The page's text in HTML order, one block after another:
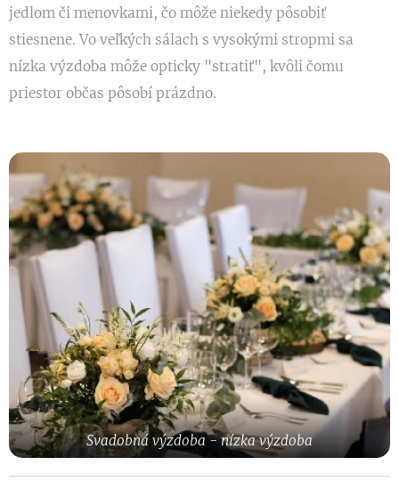
jedlom či menovkami, čo môže niekedy pôsobiť
stiesnene. Vo veľkých sálach s vysokými stropmi sa
nízka výzdoba môže opticky "stratiť", kvôli čomu
priestor občas pôsobí prázdno.
Svadobná výzdoba - nízka výzdoba